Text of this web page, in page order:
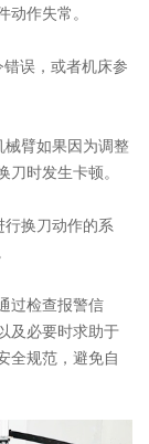
作失常。
误，或者机床参
臂如果因为调整
时发生卡顿。
换刀动作的系
过检查报警信
及必要时求助于
全规范，避免自